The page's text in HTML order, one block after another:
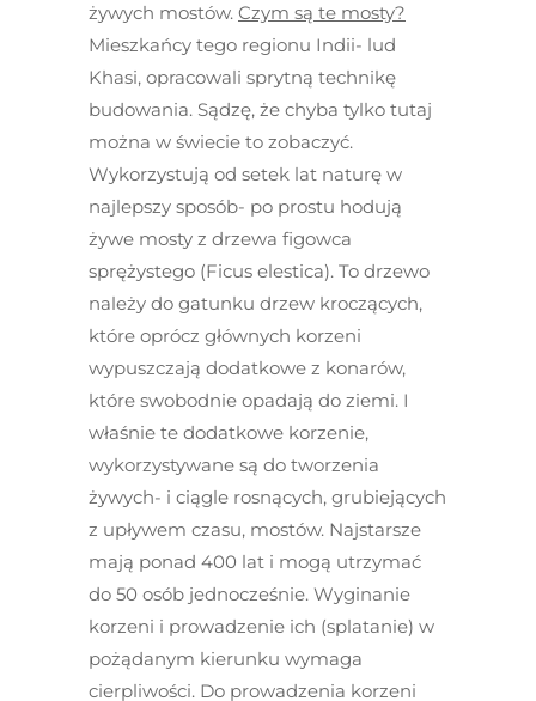
żywych mostów. Czym są te mosty?
Mieszkańcy tego regionu Indii- lud
Khasi, opracowali sprytną technikę
budowania. Sądzę, że chyba tylko tutaj
można w świecie to zobaczyć.
Wykorzystują od setek lat naturę w
najlepszy sposób- po prostu hodują
żywe mosty z drzewa figowca
sprężystego (Ficus elestica). To drzewo
należy do gatunku drzew kroczących,
które oprócz głównych korzeni
wypuszczają dodatkowe z konarów,
które swobodnie opadają do ziemi. I
właśnie te dodatkowe korzenie,
wykorzystywane są do tworzenia
żywych- i ciągle rosnących, grubiejących
z upływem czasu, mostów. Najstarsze
mają ponad 400 lat i mogą utrzymać
do 50 osób jednocześnie. Wyginanie
korzeni i prowadzenie ich (splatanie) w
pożądanym kierunku wymaga
cierpliwości. Do prowadzenia korzeni